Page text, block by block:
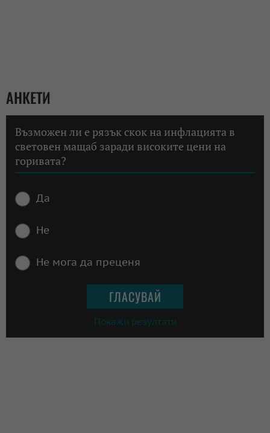
АНКЕТИ
Възможен ли е рязък скок на инфлацията в
световен мащаб заради високите цени на
горивата?
Да
Не
Не мога да преценя
Покажи резултати